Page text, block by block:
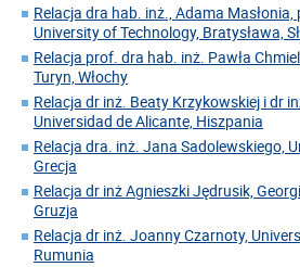
Relacja dra hab. inż., Adama Masłonia,
University of Technology, Bratysława,
Relacja prof. dra hab. inż. Pawła
Turyn, Włochy
Relacja dr inż. Beaty Krzykowskiej i dr
Universidad de Alicante, Hiszpania
Relacja dra. inż. Jana Sadolewskiego,
Grecja
Relacja dr inż Agnieszki Jędrusik,
Gruzja
Relacja dr inż. Joanny Czarnoty,
Rumunia